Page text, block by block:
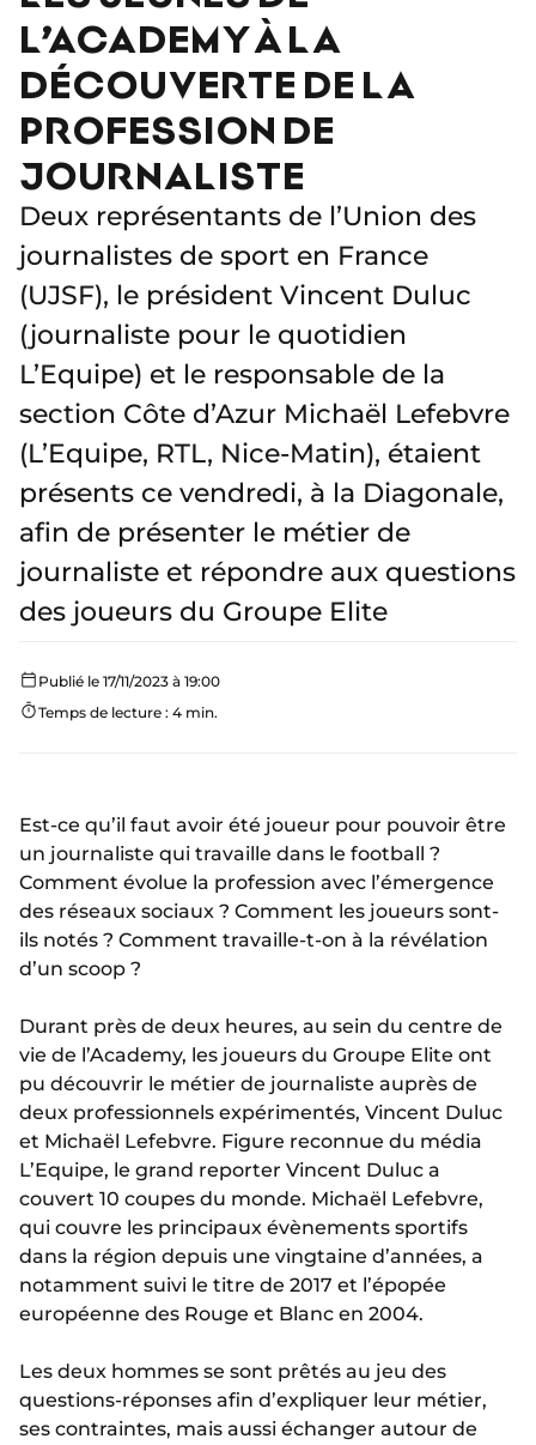
L’ACADEMY À LA
DÉCOUVERTE DE LA
PROFESSION DE
JOURNALISTE
Deux représentants de l’Union des
journalistes de sport en France
(UJSF), le président Vincent Duluc
(journaliste pour le quotidien
L’Equipe) et le responsable de la
section Côte d’Azur Michaël Lefebvre
(L’Equipe, RTL, Nice-Matin), étaient
présents ce vendredi, à la Diagonale,
afin de présenter le métier de
journaliste et répondre aux questions
des joueurs du Groupe Elite
Publié le 17/11/2023 à 19:00
Temps de lecture : 4 min.
Est-ce qu’il faut avoir été joueur pour pouvoir être
un journaliste qui travaille dans le football ?
Comment évolue la profession avec l’émergence
des réseaux sociaux ? Comment les joueurs sont-
ils notés ? Comment travaille-t-on à la révélation
d’un scoop ?
Durant près de deux heures, au sein du centre de
vie de l’Academy, les joueurs du Groupe Elite ont
pu découvrir le métier de journaliste auprès de
deux professionnels expérimentés, Vincent Duluc
et Michaël Lefebvre. Figure reconnue du média
L’Equipe, le grand reporter Vincent Duluc a
couvert 10 coupes du monde. Michaël Lefebvre,
qui couvre les principaux évènements sportifs
dans la région depuis une vingtaine d’années, a
notamment suivi le titre de 2017 et l’épopée
européenne des Rouge et Blanc en 2004.
Les deux hommes se sont prêtés au jeu des
questions-réponses afin d’expliquer leur métier,
ses contraintes, mais aussi échanger autour de